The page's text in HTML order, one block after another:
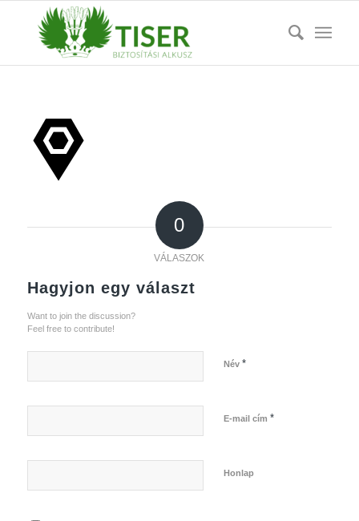
0
VÁLASZOK
Hagyjon egy választ
Want to join the discussion?
Feel free to contribute!
Név *
E-mail cím *
Honlap